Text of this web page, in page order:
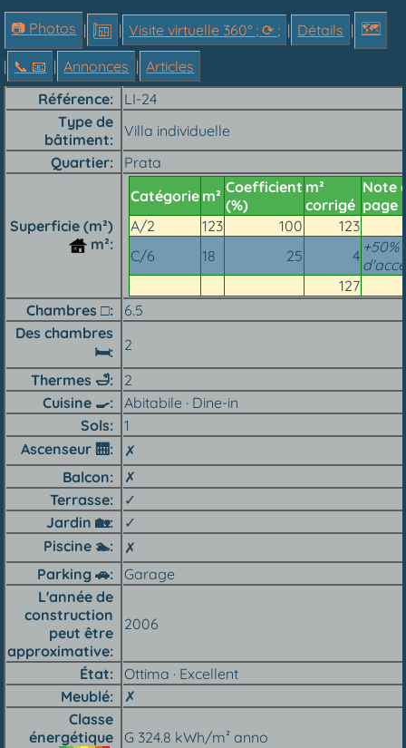
📷 Photos | | Visite virtuelle 360° ; ⟳ ; | Détails | 🗺
| 📞︎ 📧 | Annonces | Articles
Référence
LI-24
Type de
bâtiment
Villa individuelle
Quartier
Prata
Superficie (m²)
m²
Catégorie m² Coefficient
(%)
m²
corrigé
Note
page
A/2
123 100
123
C/6
18 25 4 +50%
127
Chambres □
6.5
Des chambres
🛏
2
Thermes 🛁
2
Cuisine 🍳︎
Abitabile · Dine-in
Sols
1
Ascenseur 🛗︎
✗
Balcon
✗
Terrasse
✓
Jardin 🏡︎
✓
Piscine 🏊︎
✗
Parking 🚗︎
Garage
L'année de
construction
peut être
approximative
2006
État
Ottima · Excellent
Meublé
✗
Classe
énergétique
G 324.8 kWh/m² anno